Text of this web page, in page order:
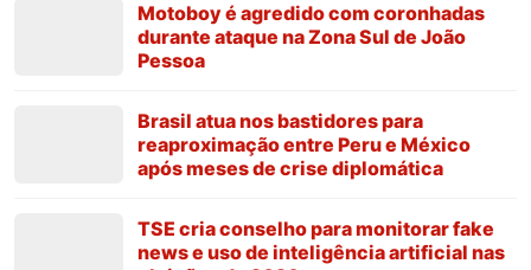
Motoboy é agredido com coronhadas
durante ataque na Zona Sul de João
Pessoa
Brasil atua nos bastidores para
reaproximação entre Peru e México
após meses de crise diplomática
TSE cria conselho para monitorar fake
news e uso de inteligência artificial nas